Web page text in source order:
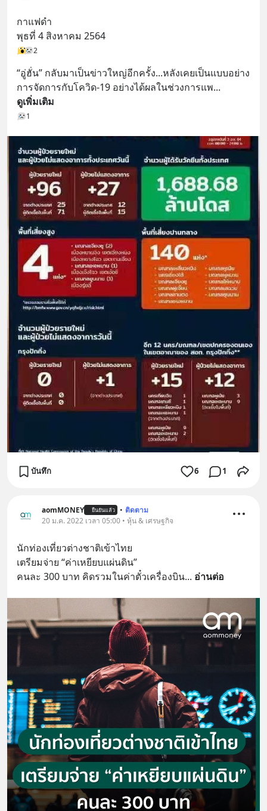
กาแฟดำ
พุธที่ 4 สิงหาคม 2564
2
“อู่ฮั่น” กลับมาเป็นข่าวใหญ่อีกครั้ง...หลังเคยเป็นแบบอย่าง
การจัดการกับโควิด-19 อย่างได้ผลในช่วงการแพ...
ดูเพิ่มเติม
1
บันทึก 6 1
aomMONEY ยืนยันแล้ว • ติดตาม
20 ม.ค. 2022 เวลา 05:00 • หุ้น & เศรษฐกิจ
นักท่องเที่ยวต่างชาติเข้าไทย
เตรียมจ่าย “ค่าเหยียบแผ่นดิน”
คนละ 300 บาท คิดรวมในค่าตั๋วเครื่องบิน... อ่านต่อ